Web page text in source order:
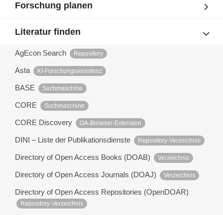
Forschung planen
Literatur finden
AgEcon Search Repository
Asta KI-Forschungsassistenz
BASE Suchmaschine
CORE Suchmaschine
CORE Discovery OA-Browser-Extension
DINI – Liste der Publikationsdienste Repository-Verzeichnis
Directory of Open Access Books (DOAB) Verzeichnis
Directory of Open Access Journals (DOAJ) Verzeichnis
Directory of Open Access Repositories (OpenDOAR)
Repository-Verzeichnis